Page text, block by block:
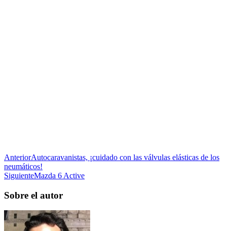
AnteriorAutocaravanistas, ¡cuidado con las válvulas elásticas de los
neumáticos!
SiguienteMazda 6 Active
Sobre el autor